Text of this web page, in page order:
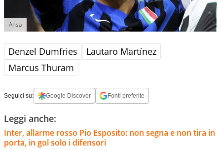
Ansa
Denzel Dumfries
Lautaro Martínez
Marcus Thuram
Seguici su: Google Discover Fonti preferite
Leggi anche:
Inter, allarme rosso Pio Esposito: non segna e non tira in
porta, in gol solo i difensori